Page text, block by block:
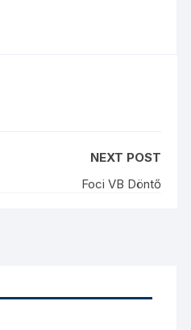
NEXT POST
Foci VB Döntő